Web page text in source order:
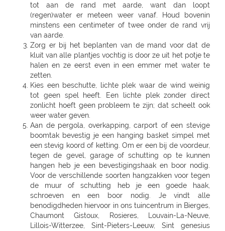
tot aan de rand met aarde, want dan loopt
(regen)water er meteen weer vanaf. Houd bovenin
minstens een centimeter of twee onder de rand vrij
van aarde.
Zorg er bij het beplanten van de mand voor dat de
kluit van alle plantjes vochtig is door ze uit het potje te
halen en ze eerst even in een emmer met water te
zetten.
Kies een beschutte, lichte plek waar de wind weinig
tot geen spel heeft. Een lichte plek zonder direct
zonlicht hoeft geen probleem te zijn; dat scheelt ook
weer water geven.
Aan de pergola, overkapping, carport of een stevige boomtak bevestig je een hanging basket simpel met een stevig koord of ketting. Om er een bij de voordeur, tegen de gevel, garage of schutting op te kunnen hangen heb je een bevestigingshaak en boor nodig. Voor de verschillende soorten hangzakken voor tegen de muur of schutting heb je een goede haak, schroeven en een boor nodig. Je vindt alle benodigdheden hiervoor in ons tuincentrum in Bierges, Chaumont Gistoux, Rosieres, Louvain-La-Neuve, Lillois-Witterzee, Sint-Pieters-Leeuw, Sint genesius rode, Rhode - Saint Genese, Liedekerke, Wemmel, Wolvertem, Wezembeek-Oppem, Zwijndrecht, Deurne, Ekeren (Antwerpen), Viersel, Massenhoven, Olen, O.L.V. Olen, Turnhout, Rijkevorsel, Weelde, Westmalle, Balen, Kontich, Kessel, Sint Katelijne Waver, Essen, Stabroek, Wuustwezel, Sint-Joris-Weert, Aarschot, Landen, Zoutleeuw, Zonhoven, Alken, Maaseik, Zutendaal, Tongeren, Sint-Truiden, Nieuwerkerken (Limb), Neerpelt, Lommel, Hamont-Achel, Hamont, Ham, Bree, Waremme, Saint-Georges-Sur-Meuse, Dalhem, Herbesthal (Lontzen), Butgenbach, Saint-Vith, Malmedy, Gembloux, Tamines, Naninne, Montignies Sur Sambre, Gozee, Beho Gouvy, Breuvanne, Aubange, Soignies, Carnieres, Chapelle-Lez-Herlaimont, Tournai, Barry (Tournai), Ath, Oostkamp, Sint-Andries, Sint-Andries Brugge, Gistel, Zwevegem, Wevelgem, Ruiselede, Ardooie, Lendelede, Dadizele, St Jan Ieper, Rekkem, Sint Niklaas, Beveren-Waas, Ninove, Meerbeke, BRAKEL, Zingem Huise, Deinze, Aalter, Lovendegem, Maldegem, Dresden - Gompitz, Dresden, SCHÖNFELD-WEIßIG, RADEBEUL, Radeberg, Ottendorf-Okrilla, MEISSEN, FREITAL, Bannewitz, PIRNA, KAMENZ, SENFTENBERG, LAUCHHAMMER, BAUTZEN, LÖBAU, EBERSBACH, ZITTAU, GÖRLITZ, Niesky, HOYERSWERDA, COTTBUS, SPREMBERG, FORST, LUBBENAU, Massen-Finsterwalde, Finsterwalde, LEIPZIG, Leipzig Plagwitz, LEIPZIG-ENGELSDORF, Erfurt-Schmira, MARKKLEEBERG, GRIMMA, DÖBELN, OSCHATZ, Bennewitz, TORGAU, HERZBERG, HALLE, HALLE-TROTHA, HALLE SILBERHÖHE, MERSEBURG, BERNBURG / SAALE, QUEDLINBURG, Naumburg, WEISSENFELS, GRAEFENHAINICHEN, Rosslau, LUTHERST. WITTENBERG, Jessen / Elster, SAALFELD, PÖßNECK, JENA, ZWICKAU, RODEWISCH, ZWONITZ, SCHWARZENBERG, GLAUCHAU, MEERANE, REICHENBACH, CHEMNITZ, RÖHRSDORF (CHEMNITZ), ANNABERG-BUCHHOLZ, MARIENBERG, FREIBERG, BERLIN-FRIEDRICHSHAIN, Berlin-Lichtenberg, Berlin, BERLIN-NEUKÖLLN, BERLIN-PANKOW, BERLIN-REINICKENDORF, Berlin-Dahlem, POTSDAM-BORNIM, POTSDAM, TELTOW, STAHNSDORF, DALLGOW-DÖBERITZ, RATHENOW, BRANDENBURG, Luckenwalde, FRANKFURT/ODER, SEELOW, STRAUSBERG, DAHLWITZ-HOPPEGARTEN, FUERSTENWALDE, WILDAU, Rangsdorf, EISENHUTTENSTADT, Schorfheide OT Finowfurt, BAD FREIENWALDE, SCHWEDT, BERNAU, BORGSDORF, Zehdenick, NEURUPPIN, NEUBRANDENBURG, Waren, Neustrelitz, Prenzlau, Pasewalk, Torgelow, GREIFSWALD, NEUENKIRCHEN, ROSTOCK-LUETTENKLEIN, ROSTOCK, BENTWISCH, Barth, SCHWERIN, Hagenow, Boizenburg, PARCHIM, Hamburg, HAMBURG-HARBURG, SEEVETAL (HITTFELD), BUCHHOLZ, Luneburg-Rettmer, Adendorf, WINSEN/LUHE, GEESTHACHT, GLINDE, BUXTEHUDE, STADE, OTTERNDORF, Gallin, BRAAK, HAMBURG-SASEL, NORDERSTEDT, SCHENEFELD, TANGSTEDT, LUBECK, Groß Grönau, Scharbeutz-Gronenberg, Eutin, MALENTE-KRUMMSEE, Neustadt/Holstein, Burg auf Fehmarn, BAD OLDESLOE, ALT-MOLLN, Ratzeburg, WISMAR, Gägelow, Hammoor, KIEL, GETTORF, HEIKENDORF, NEUMÜNSTER, HENSTEDT-ULZBURG, BORDESHOLM, NORTORF, HOHENWESTEDT, RENDSBURG, BÖKLUND, Handewitt, MEYN, ELMSHORN, UETERSEN, RELLINGEN, HALSTENBEK, Hasloh, HEIST, ITZEHOE, HEILIGENSTEDTEN, HEIDE, HUSUM, TONNING, GARDING, Niebüll, LECK, OLDENBURG, Bad Zwischenahn, Friesoythe, Wilhelmshaven, ESENS, HAGE, MARIENHAFE, AURICH, LEER, Rhauderfehn, SULLINGEN, Verden - Hönisch, KIRCHLINTELN-ARMSEN, Hoya, ROTENBURG, Scheeßel, ZEVEN, BREMERVÖRDE, CUXHAVEN, BREMERHAVEN, GEESTLAND LANGEN, OSTERHOLZ-SCHARMBECK, RITTERHUDE-IHLPOHL, Ritterhude-Platjenwerbe, Ganderkesee, Wildeshausen, DOETLINGEN, Bremen, Bremen-Vahr, BREMEN-BLUMENTHAL, STUHR, STUBE-SECKENHAUSEN, Stuhr-Varrel, Achim, Syke, Lilienthal, OTTERSBERG-POSTHAUSEN, CELLE, WITTINGEN, SALZWEDEL, LUCHOW, Dannenberg, UELZEN, BAD BEVENSEN, SOLTAU, Munster, Bomlitz, Hannover, GARBSEN, LAATZEN, BARSINGHAUSEN, WEDEMARK-BISSENDORF, Altwarmbüchen, Isernhagen-Kirchhorst, RONNENBERG, HEMMINGEN, Gehrden, ALFELD/LEINE, Alfeld, HILDESHEIM, SARSTEDT, PEINE, LEHRTE OT ARPKE, LEHRTE, Burgdorf, WUNSTDORF, NEUSTADT, NIENBURG/WESER, Uchte, LEESE, STADTHAGEN, BUCKEBURG, HAMELN, Springe, HESSICH OLDENDORF, HERFORD, BAD SALZUFLEN, BÜNDE, ESPELKAMP, MINDEN, PORTA WESTFALICA, LÖHNE, HÜLLHORST, LEMGO, DETMOLD, Paderborn, PADERBORN-SCHLOSS NEUHAUS, DELBRÜCK, GÜTERSLOH, RHEDA-WIEDENBRÜCK, BIELEFELD, Bielefeld-Gadderbaum, KASSEL, KASSEL-WALDAU, KASSEL-NORDHAUSEN, BAUNATAL, Hofgeismar, WARBURG, MARSBERG, Korbach, KNÜLLWALD-REMSFELD, Schwalmstadt-Treysa, MARBURG, Gladenbach, Kirchhain, Grünberg, GIEßEN, Buseck, BUTZBACH, WETZLAR, FULDA, BEBRA, BAD HERSFELD, GÖTTINGEN, Duderstadt, NORTHEIM, ESCHWEGE, OSTERODE, EINBECK, Holzminden, HÖXTER, BEVERUNGEN, BRAUNSCHWEIG-RÜNINGEN, WOLFENBÜTTEL, HELMSTEDT, Melsungen, WOLFSBURG, WOLFSBURG-HATTORF, GIFHORN, GOSLAR, SEESEN, WERNIGERODE, MAGDEBURG, ZERBST, BURG, Genthin, HALDENSLEBEN, Oschersleben, STENDAL, GARDELEGEN, Düsseldorf, DÜSSELDORF-BENRATH, Meerbusch-IIverich, MEERBUSCH, LANGENFELD, RATINGEN, MÖNCHENGLADBACH, KORSCHENBROICH, VIERSEN, ERKELENZ, Hückelhoven, VELBERT, SOLINGEN, REMSCHEID, Dortmund, CASTROP-RAUXEL, BOCHUM, MÜLHEIM, HATTINGEN, RECKLINGHAUSEN, MARL, BOTTROP, Bottrop, DORSTEN, BORKEN, BOCHOLT, Wesel, VOERDE, Duisburg - Wanheimerort, Duisburg-Kasslerfeld, Duisburg, DUISBURG, Moers-Schwafheim, KREFELD, WARENDORF, Dülmen, RHEINE, Billerbeck, GEORGSMARIENHÜTTE, BELM, MELLE, VECHTA, Vechta, Visbek, IBBENBÜREN, Ibbenbüren, LENGERICH, BRAMSCHE-ENGTER, CLOPPENBURG, MEPPEN, Haselünne, Wesseling, Köln, KÖLN (JUNKERSDORF), KOLN-DELLBRUCK, BERGISCH GLADBACH, RÖSRATH, GUMMERSBACH, JÜLICH, Bonn, MECKENHEIM, ALFTER-OEDEKOVEN, Alfter, RHEINBACH, Sinzig, KÖNIGSWINTER, ST.AUGUSTIN-BIRLINGHOVEN, Troisdorf, EUSKIRCHEN, MECHERNICH-KOMMERN, Zülpich-ülpenich, KALL, Wasserliesch, MAINZ-HECHTSHEIM, Alzey, Nieder-Olm, SIMMERN, Idar-Oberstein, Nastätten, MAYEN, NETHPHEN-DIES-TIEFENBACH, LENNESTADT, HAGEN, HAGEN-HASPE, SCHWERTE, WITTEN, LÜDENSCHEID, ISERLOHN, MENDEN, AHLEN, Luedingshausen, UNNA, Soest, ARNSBERG, FRANKFURT AM MAIN (KELBACH), FRANKFURT, FRANKFURT-SCHWANHEIM, BAD VILBEL, NIDDERAU, FRIEDBERG, USINGEN, BAD HOMBURG, FRIEDRICHSDORF, Oberursel, OFFENBACH, RODGAU, DREIEICH, RÖDERMARK, HANAU, BAD SODEN - SALMUNSTER, GLAUBURG, ASCHAFFENBURG, ALZENAU, MOMBRIS, Stockstadt, ELSENFELD, MILTENBERG, DARMSTADT, Pfungstadt, Groß Gerau, MORFELDEN-WALLDORF, BENSHEIM, HEPPENHEIM, DIEBURG, GROß UMSTADT, WIESBADEN-BIEBRICH, Wiesbaden, Ruesselsheim, IDSTEIN, DIEZ, Kelkheim, Frankfurt am Main, St. Ingbert, MERZIG-BALLERN, LANDSTUHL, Bad Duerkheim, GRÜNSTADT, KAISERSLAUTERN, MANNHEIM, HEIDELBERG, WIESLOCH, Weinheim, STUTTGART 40 (ZUFFENHAUSEN), STUTTGART (DEGERLOCH), FELLBACH, LEINFELDEN-ECHTERDING, SINDELFINGEN, HERRENBERG, LEONBERG, LEONBERG 1, Ditzingen, Weil der Stadt, RUTESHEIM, Winnenden, BACKNANG, Murrhardt, LUDWIGSBURG, VAIHINGEN-ENZ, MÖGLINGEN, TUBINGEN, Mössingen, NAGOLD, Altensteig, BALINGEN, HECHINGEN, SIGMARINGEN, METZINGEN, BAD URACH, REUTLINGEN, PFULLINGEN, GOEPPINGEN, KIRCHHEIM/TECK, KIRCHHEIM / TECK, GEISLINGEN, AALEN, ELLWANGEN, SCHWABISCH GMUEND, SCHWÄBISCH GMÜND, SCHORNDORF, ESSLINGEN, HEILBRONN, NECKARSULM, WEINSBERG, WIDDERN, BIETIGHEIM-BISSINGEN, BRACKENHEIM, LAUFFEN, HESSIGHEIM, Gaildorf, SCHWABISCH HALL, ÖHRINGEN, BUCHEN, Bad Rappenau, BRETTEN, PFORZHEIM, KARLSRUHE GRÖTZINGEN, SINZHEIM, BRUCHSAL, LANDAU, OFFENBURG, KEHL, Bühl, LAHR, SINGEN, HILZINGEN, KONSTANZ, INSEL MAINAU, ROTTWEIL, FREIBURG, BREISACH, Ehrenkirchen, EMMENDINGEN, RHEINFELDEN, SCHOPFHEIM, WEHR-BRENNET, BAD SÄCKINGEN, WALDSHUT-TIENGEN, Klettgau, Wutöschingen-Schwerzen, München, MUENCHEN, MÜNCHEN 60 (OBERMENZING), Muenchen-Daglfing, UNTERHACHING, GERMERING, BUCHENDORF-GAUTING, GAUTING, OLCHING-GEISELBULLACH, Planegg-Martinsried, FÜRSTENFELDBRUCK, STARNBERG, WEILHEIM, PENZBERG, PEISSENBERG, MURNAU, WOLFRATSHAUSEN, BRUCKMÜHL, RAUBLING-PFRAUNDORF, STEPHANSKIRCHEN, TRAUNSTEIN, TRAUNREUT, FREILASSING, PIDING, WASSERBURG, BAD TOLZ, MIESBACH, LANDSHUT, DINGOLFING, VILSBIBURG, ECHING/WEIXERAU, PFARRKIRCHEN, SIMBACH, Dorfen, WALDKRAIBURG, BURGHAUSEN, DACHAU, PFAFFENHOFEN, FREISING, Moosburg, ECHING, ERDING, HAAR, POING, PARSDORF, KIRCHSEEON, Brunnthal, UNTERFÖHRING, KRUMBACH, STADTBERGEN, MERING, AICHACH-ECKNACH, DOUNAUWORTH, NEUBURG, WERTINGEN, NÖRDLINGEN, BUCHLOE, SCHWABMÜNCHEN, Klosterlechfeld, LANDSBERG AM LECH, Dießen am Ammersee, SCHONGAU, KEMPTEN, IMMENSTADT, KAUFBEUREN, MARKTOBERDORF, FUSSEN, MAUERSTETTEN, MEMMINGEN, MINDELHEIM, FRIEDRICHSHAFEN, Lindau, RAVENSBURG, WANGEN, Wilhelmsdorf, Grünkraut, Leutkirch, BAD SAULGAU, BIBERACH, Pfullendorf, Überlingen, MARKDORF, LANGENAU-ALBECK, NEU-ULM, ILLERTISSEN, WEISSENHORN, GÜNZBURG, JETTINGEN-SCHEPPACH, DILLINGEN, EHINGEN, Munderkingen, NÜRNBERG, ECKENTAL, ROTHENBACH, SCHWARZENBRUCK, PUSCHENDORF, FÜRTH, ERLANGEN, SCHWABACH, Roth, GREDING, LAUF AN DER PEGNITZ, Hersbruck, HOHENSTADT/POMMELSB., PEGNITZ, FORCHHEIM, HOCHSTADT/AISCH, Hemhofen, BAD WINDSHEIM, DIESPECK, ANSBACH, ROTHENBURG, DINKELSBÜHL, NEUENDETTELSAU, GUNZENHAUSEN, WEISSENBURG, AMBERG, SULZBACH-ROSENBERG, NEUMARKT, SCHWANDORF, OBERFICHTACH, WEIDEN, PRESSATH, BURGLENGENFELD, Nittenau, POLLENRIED, ABENSBERG, CHAM, Willmering, PASSAU, WALDKIRCHEN, DEGGENDORF, GRAFENAU, SELB, NAILA, BINDLACH, MARKTREDWITZ, BAMBERG, Hirschaid, LICHTENFELS, KRONACH, COBURG, WÜRZBURG, UFFENHEIM, HAßFURT, BAD NEUSTADT, KARLSTADT, Frammersbach, Bad Mergentheim, MEININGEN, ERFURT, Rottendorf, Apolda, SÖMMERDA, SONDERSHAUSEN, NORDHAUSEN, EISENACH, Gotha-Schwabhausen, AMMERN BEI MÜHLHAUSEN, LLOFRIU (GIRONA), Harju maakond, BARENTIN, BOURG EN BRESSE, BELLEGARDE, ORNEX, PREVESSIN-MOENS, VIRIAT, ST GENIS POUILLY, LAON, FAYET, SAINT QUENTIN, SOISSONS, BLESMES, CHARMEIL, DOMERAT, GAP, MOUANS-SARTOUX,